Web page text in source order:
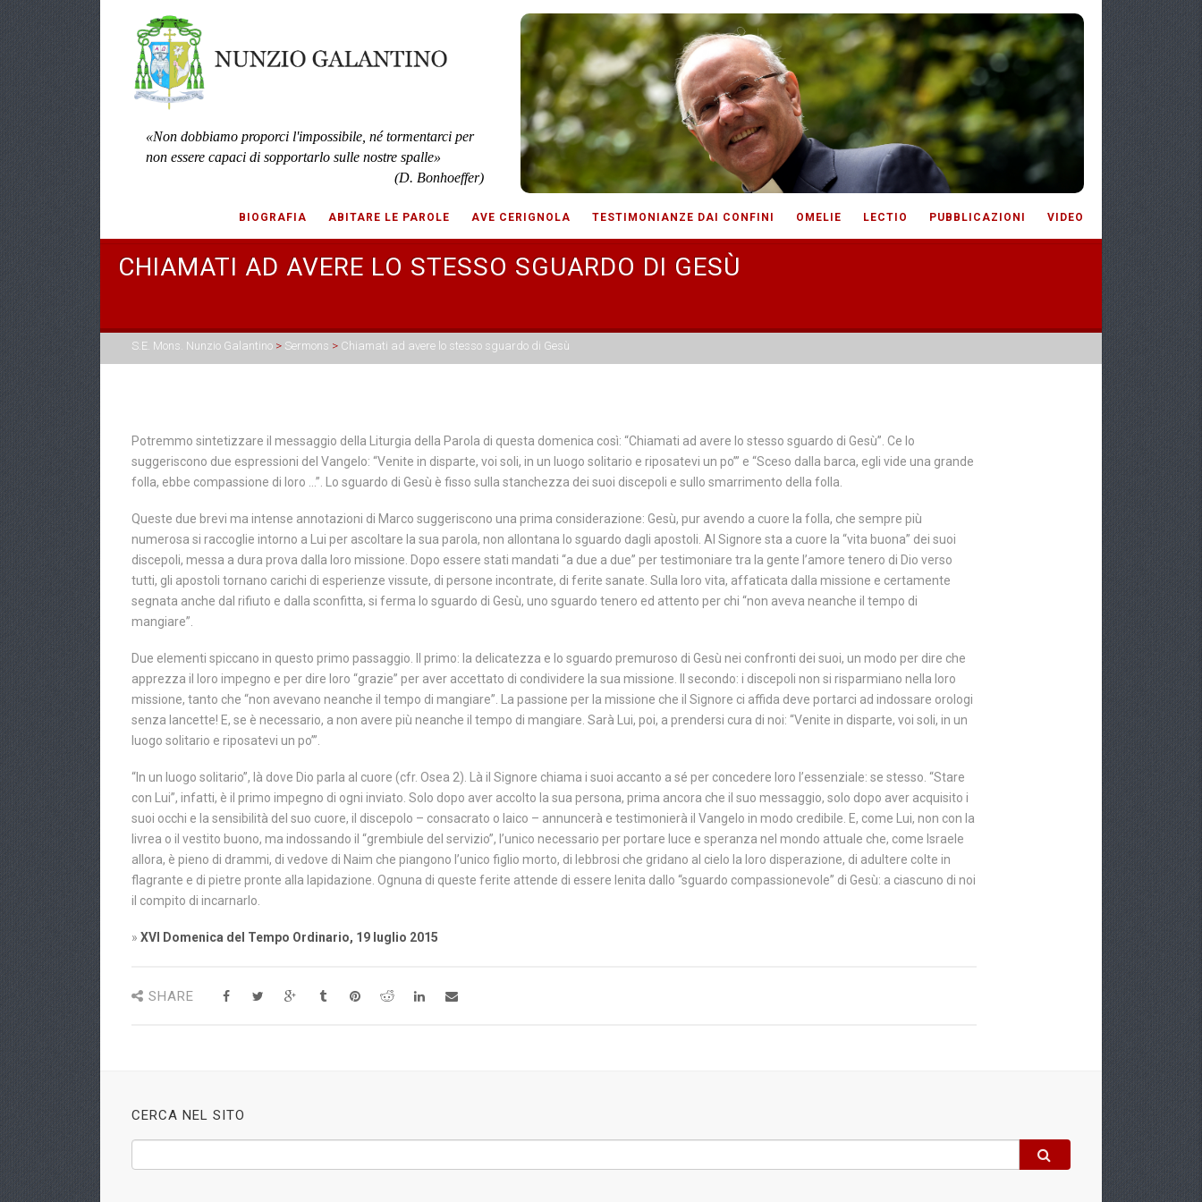
«Non dobbiamo proporci l'impossibile, né tormentarci per
non essere capaci di sopportarlo sulle nostre spalle»
(D. Bonhoeffer)
BIOGRAFIA ABITARE LE PAROLE AVE CERIGNOLA TESTIMONIANZE DAI CONFINI OMELIE LECTIO PUBBLICAZIONI VIDEO
CHIAMATI AD AVERE LO STESSO SGUARDO DI GESÙ
S.E. Mons. Nunzio Galantino > Sermons > Chiamati ad avere lo stesso sguardo di Gesù
Potremmo sintetizzare il messaggio della Liturgia della Parola di questa domenica così: “Chiamati ad avere lo stesso sguardo di Gesù”. Ce lo
suggeriscono due espressioni del Vangelo: “Venite in disparte, voi soli, in un luogo solitario e riposatevi un po’” e “Sceso dalla barca, egli vide una grande
folla, ebbe compassione di loro …”. Lo sguardo di Gesù è fisso sulla stanchezza dei suoi discepoli e sullo smarrimento della folla.
Queste due brevi ma intense annotazioni di Marco suggeriscono una prima considerazione: Gesù, pur avendo a cuore la folla, che sempre più
numerosa si raccoglie intorno a Lui per ascoltare la sua parola, non allontana lo sguardo dagli apostoli. Al Signore sta a cuore la “vita buona” dei suoi
discepoli, messa a dura prova dalla loro missione. Dopo essere stati mandati “a due a due” per testimoniare tra la gente l’amore tenero di Dio verso
tutti, gli apostoli tornano carichi di esperienze vissute, di persone incontrate, di ferite sanate. Sulla loro vita, affaticata dalla missione e certamente
segnata anche dal rifiuto e dalla sconfitta, si ferma lo sguardo di Gesù, uno sguardo tenero ed attento per chi “non aveva neanche il tempo di
mangiare”.
Due elementi spiccano in questo primo passaggio. Il primo: la delicatezza e lo sguardo premuroso di Gesù nei confronti dei suoi, un modo per dire che
apprezza il loro impegno e per dire loro “grazie” per aver accettato di condividere la sua missione. Il secondo: i discepoli non si risparmiano nella loro
missione, tanto che “non avevano neanche il tempo di mangiare”. La passione per la missione che il Signore ci affida deve portarci ad indossare orologi
senza lancette! E, se è necessario, a non avere più neanche il tempo di mangiare. Sarà Lui, poi, a prendersi cura di noi: “Venite in disparte, voi soli, in un
luogo solitario e riposatevi un po’”.
“In un luogo solitario”, là dove Dio parla al cuore (cfr. Osea 2). Là il Signore chiama i suoi accanto a sé per concedere loro l’essenziale: se stesso. “Stare
con Lui”, infatti, è il primo impegno di ogni inviato. Solo dopo aver accolto la sua persona, prima ancora che il suo messaggio, solo dopo aver acquisito i
suoi occhi e la sensibilità del suo cuore, il discepolo – consacrato o laico – annuncerà e testimonierà il Vangelo in modo credibile. E, come Lui, non con la
livrea o il vestito buono, ma indossando il “grembiule del servizio”, l’unico necessario per portare luce e speranza nel mondo attuale che, come Israele
allora, è pieno di drammi, di vedove di Naim che piangono l’unico figlio morto, di lebbrosi che gridano al cielo la loro disperazione, di adultere colte in
flagrante e di pietre pronte alla lapidazione. Ognuna di queste ferite attende di essere lenita dallo “sguardo compassionevole” di Gesù: a ciascuno di noi
il compito di incarnarlo.
» XVI Domenica del Tempo Ordinario, 19 luglio 2015
SHARE
CERCA NEL SITO